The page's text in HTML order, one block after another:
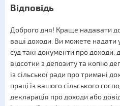
Відповідь
Доброго дня! Краще надавати
ваші доходи. Ви можете надати
суд такі документи про доходи:
відсотки з депозиту та копію
із сільської ради про тримані
праці із вашого сільського
декларація про доходи або